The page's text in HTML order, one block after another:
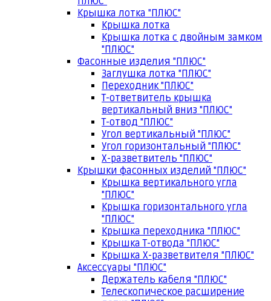
Крышка лотка "ПЛЮС"
Крышка лотка
Крышка лотка с двойным замком
"ПЛЮС"
Фасонные изделия "ПЛЮС"
Заглушка лотка "ПЛЮС"
Переходник "ПЛЮС"
Т-ответвитель крышка
вертикальный вниз "ПЛЮС"
Т-отвод "ПЛЮС"
Угол вертикальный "ПЛЮС"
Угол горизонтальный "ПЛЮС"
Х-разветвитель "ПЛЮС"
Крышки фасонных изделий "ПЛЮС"
Крышка вертикального угла
"ПЛЮС"
Крышка горизонтального угла
"ПЛЮС"
Крышка переходника "ПЛЮС"
Крышка Т-отвода "ПЛЮС"
Крышка Х-разветвителя "ПЛЮС"
Аксессуары "ПЛЮС"
Держатель кабеля "ПЛЮС"
Телескопическое расширение